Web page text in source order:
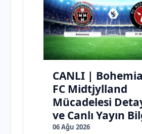
CANLI |
FC Midtjylland
Mücadelesi
ve Canlı Yayın
06 Ağu 2026